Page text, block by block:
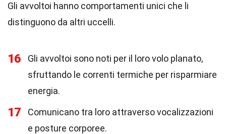
Gli avvoltoi hanno comportamenti unici che li
distinguono da altri uccelli.
16
Gli avvoltoi sono noti per il loro volo planato,
sfruttando le correnti termiche per risparmiare
energia.
17
Comunicano tra loro attraverso vocalizzazioni
e posture corporee.